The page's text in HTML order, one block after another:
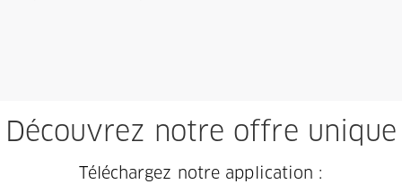
Découvrez notre offre unique
Téléchargez notre application :